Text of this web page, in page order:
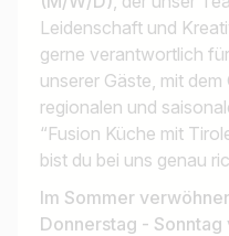
Leidenschaft und
gerne verantwortlich
unserer Gäste, mit
regionalen und
“Fusion Küche mit
bist du bei uns genau
Im Sommer
Donnerstag -